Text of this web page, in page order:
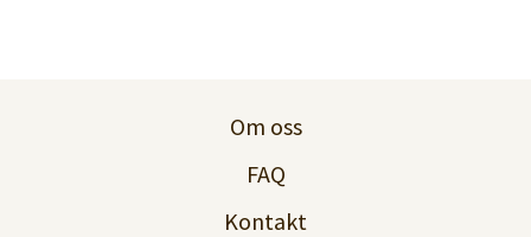
Om oss
FAQ
Kontakt